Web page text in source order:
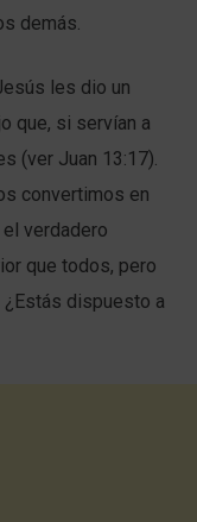
demás.
les dio un
que, si servían a
(ver Juan 13:17).
convertimos en
verdadero
que todos, pero
dispuesto a